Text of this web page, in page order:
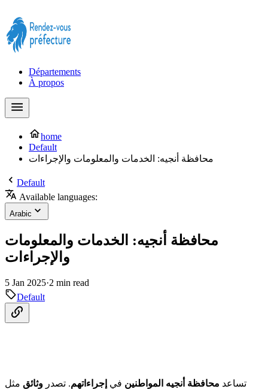
Départements
À propos
home
Default
محافظة أنجيه: الخدمات والمعلومات والإجراءات
Default
Available languages:
Arabic
محافظة أنجيه: الخدمات والمعلومات
والإجراءات
5 Jan 2025·2 min read
Default
تساعد محافظة أنجيه المواطنين في إجراءاتهم. تصدر وثائق مثل